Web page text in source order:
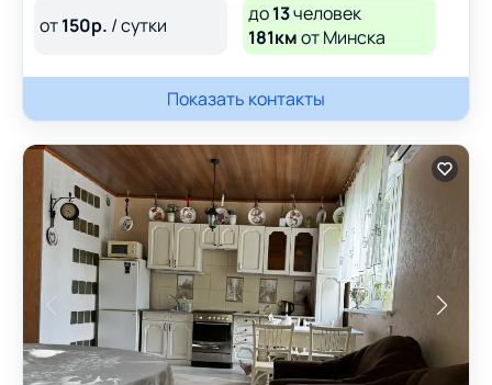
от150р. / сутки до13человек
181кмот Минска
Показать контакты